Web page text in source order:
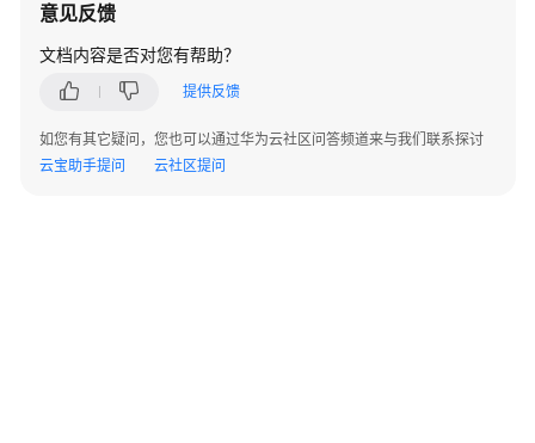
理
云
上
保
障
意见反馈
文档内容是否对您有帮助？
提供反馈
如您有其它疑问，您也可以通过华为云社区问答频道来与我们联系探讨
云宝助手提问
云社区提问